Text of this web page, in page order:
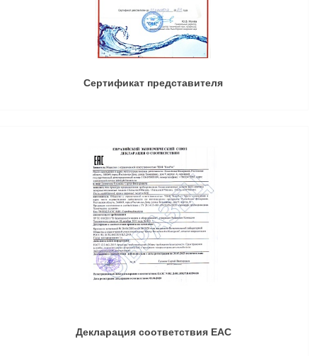
Сертификат представителя
Декларация соответствия ЕАС